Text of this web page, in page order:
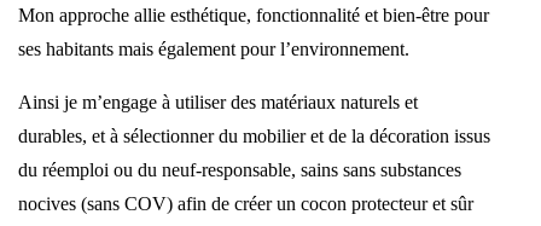
Mon approche allie esthétique, fonctionnalité et bien-être pour
ses habitants mais également pour l’environnement.
Ainsi je m’engage à utiliser des matériaux naturels et
durables, et à sélectionner du mobilier et de la décoration issus
du réemploi ou du neuf-responsable, sains sans substances
nocives (sans COV) afin de créer un cocon protecteur et sûr